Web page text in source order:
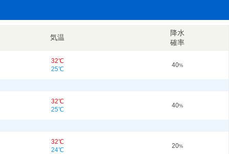
気温
降水
確率
32℃
25℃
40%
32℃
25℃
40%
32℃
24℃
20%